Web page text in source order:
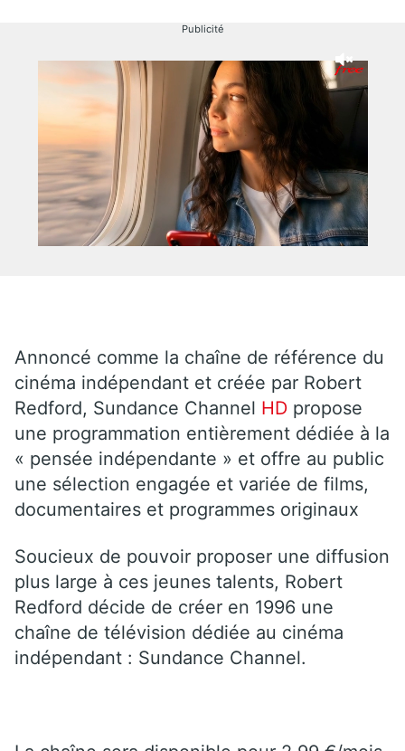
Publicité
Annoncé comme la chaîne de référence du
cinéma indépendant et créée par Robert
Redford, Sundance Channel HD propose
une programmation entièrement dédiée à la
« pensée indépendante » et offre au public
une sélection engagée et variée de films,
documentaires et programmes originaux
Soucieux de pouvoir proposer une diffusion
plus large à ces jeunes talents, Robert
Redford décide de créer en 1996 une
chaîne de télévision dédiée au cinéma
indépendant : Sundance Channel.